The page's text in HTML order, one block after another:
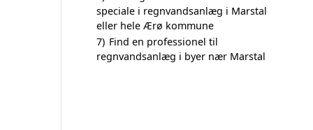
speciale i regnvandsanlæg i Marstal
eller hele Ærø kommune
7) Find en professionel til
regnvandsanlæg i byer nær Marstal